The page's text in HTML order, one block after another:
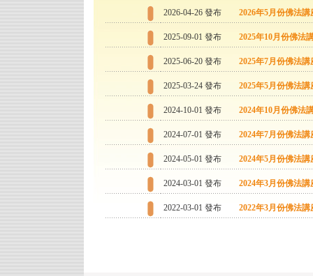
2026-04-26 發布 2026年5月份佛法
2025-09-01 發布 2025年10月份佛法
2025-06-20 發布 2025年7月份佛法
2025-03-24 發布 2025年5月份佛法
2024-10-01 發布 2024年10月份佛法
2024-07-01 發布 2024年7月份佛法講
2024-05-01 發布 2024年5月份佛法講
2024-03-01 發布 2024年3月份佛法講
2022-03-01 發布 2022年3月份佛法講